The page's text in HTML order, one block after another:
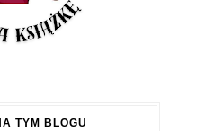
TYM BLOGU